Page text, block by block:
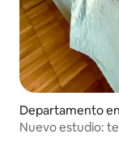
Departamento
Nuevo estudio: